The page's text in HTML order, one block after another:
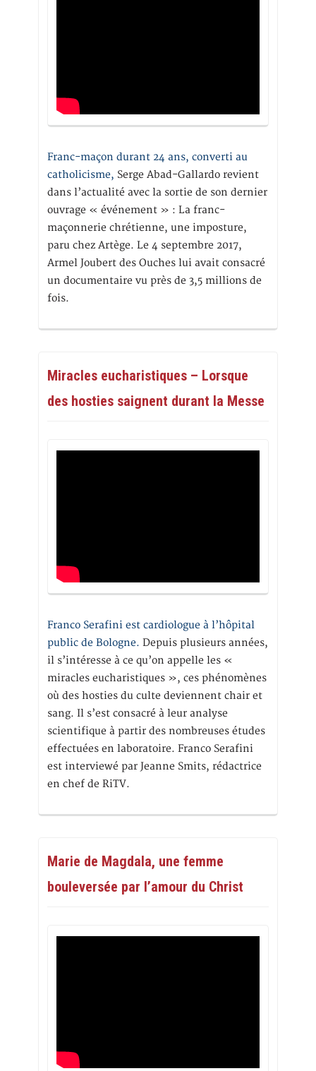
Franc-maçon durant 24 ans, converti au
catholicisme, Serge Abad-Gallardo revient
dans l’actualité avec la sortie de son dernier
ouvrage « événement » : La franc-
maçonnerie chrétienne, une imposture,
paru chez Artège. Le 4 septembre 2017,
Armel Joubert des Ouches lui avait consacré
un documentaire vu près de 3,5 millions de
fois.
Miracles eucharistiques – Lorsque
des hosties saignent durant la Messe
Franco Serafini est cardiologue à l’hôpital
public de Bologne. Depuis plusieurs années,
il s’intéresse à ce qu’on appelle les «
miracles eucharistiques », ces phénomènes
où des hosties du culte deviennent chair et
sang. Il s’est consacré à leur analyse
scientifique à partir des nombreuses études
effectuées en laboratoire. Franco Serafini
est interviewé par Jeanne Smits, rédactrice
en chef de RiTV.
Marie de Magdala, une femme
bouleversée par l’amour du Christ